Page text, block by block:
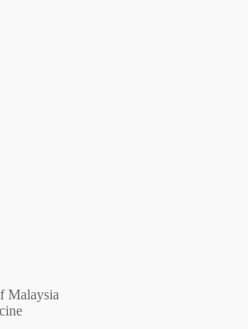
Malaysia